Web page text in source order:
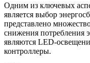
Одним из ключевых
является выбор
представлено
снижения потребления
являются LED-
контроллеры.